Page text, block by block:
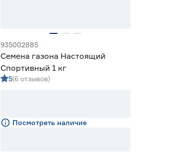
935002885
Семена газона Настоящий
Спортивный 1 кг
5(6 отзывов)
Посмотреть наличие